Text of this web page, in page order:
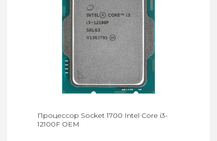
Процессор Socket 1700 Intel Core i3-
12100F OEM